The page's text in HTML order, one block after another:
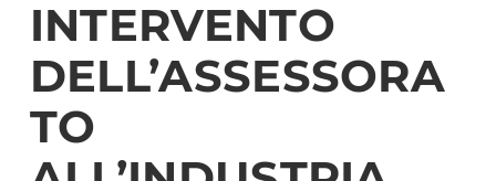
INTERVENTO
DELL’ASSESSORA
TO